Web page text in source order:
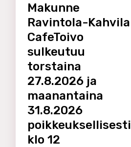
Makunne
Ravintola-Kahvila
CafeToivo
sulkeutuu
torstaina
27.8.2026 ja
maanantaina
31.8.2026
poikkeuksellisesti
klo 12